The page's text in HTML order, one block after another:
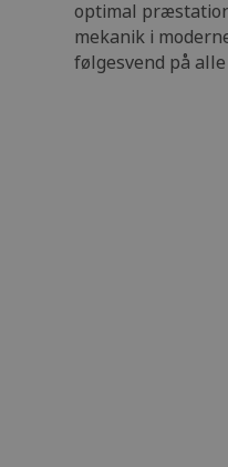
optimal
mekanik i
følgesvend på